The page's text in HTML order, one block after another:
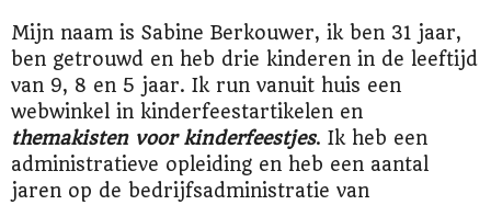
Mijn naam is Sabine Berkouwer, ik ben 31 jaar,
ben getrouwd en heb drie kinderen in de leeftijd
van 9, 8 en 5 jaar. Ik run vanuit huis een
webwinkel in kinderfeestartikelen en
themakisten voor kinderfeestjes. Ik heb een
administratieve opleiding en heb een aantal
jaren op de bedrijfsadministratie van